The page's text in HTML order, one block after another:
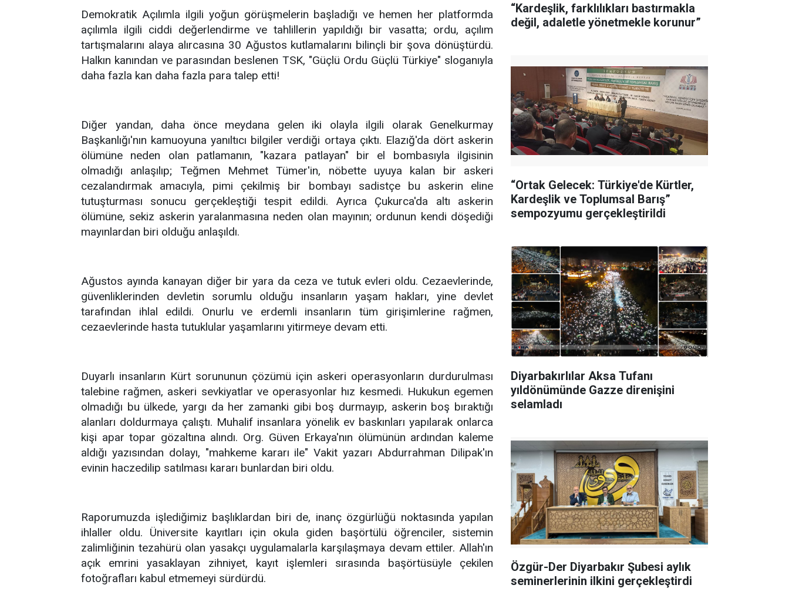
Demokratik Açılımla ilgili yoğun görüşmelerin başladığı ve hemen her platformda
açılımla ilgili ciddi değerlendirme ve tahlillerin yapıldığı bir vasatta; ordu, açılım
tartışmalarını alaya alırcasına 30 Ağustos kutlamalarını bilinçli bir şova dönüştürdü.
Halkın kanından ve parasından beslenen TSK, "Güçlü Ordu Güçlü Türkiye" sloganıyla
daha fazla kan daha fazla para talep etti!
Diğer yandan, daha önce meydana gelen iki olayla ilgili olarak Genelkurmay
Başkanlığı'nın kamuoyuna yanıltıcı bilgiler verdiği ortaya çıktı. Elazığ'da dört askerin
ölümüne neden olan patlamanın, "kazara patlayan" bir el bombasıyla ilgisinin
olmadığı anlaşılıp; Teğmen Mehmet Tümer'in, nöbette uyuya kalan bir askeri
cezalandırmak amacıyla, pimi çekilmiş bir bombayı sadistçe bu askerin eline
tutuşturması sonucu gerçekleştiği tespit edildi. Ayrıca Çukurca'da altı askerin
ölümüne, sekiz askerin yaralanmasına neden olan mayının; ordunun kendi döşediği
mayınlardan biri olduğu anlaşıldı.
Ağustos ayında kanayan diğer bir yara da ceza ve tutuk evleri oldu. Cezaevlerinde,
güvenliklerinden devletin sorumlu olduğu insanların yaşam hakları, yine devlet
tarafından ihlal edildi. Onurlu ve erdemli insanların tüm girişimlerine rağmen,
cezaevlerinde hasta tutuklular yaşamlarını yitirmeye devam etti.
Duyarlı insanların Kürt sorununun çözümü için askeri operasyonların durdurulması
talebine rağmen, askeri sevkiyatlar ve operasyonlar hız kesmedi. Hukukun egemen
olmadığı bu ülkede, yargı da her zamanki gibi boş durmayıp, askerin boş bıraktığı
alanları doldurmaya çalıştı. Muhalif insanlara yönelik ev baskınları yapılarak onlarca
kişi apar topar gözaltına alındı. Org. Güven Erkaya'nın ölümünün ardından kaleme
aldığı yazısından dolayı, "mahkeme kararı ile" Vakit yazarı Abdurrahman Dilipak'ın
evinin haczedilip satılması kararı bunlardan biri oldu.
Raporumuzda işlediğimiz başlıklardan biri de, inanç özgürlüğü noktasında yapılan
ihlaller oldu. Üniversite kayıtları için okula giden başörtülü öğrenciler, sistemin
zalimliğinin tezahürü olan yasakçı uygulamalarla karşılaşmaya devam ettiler. Allah'ın
açık emrini yasaklayan zihniyet, kayıt işlemleri sırasında başörtüsüyle çekilen
fotoğrafları kabul etmemeyi sürdürdü.
“Kardeşlik, farklılıkları bastırmakla
değil, adaletle yönetmekle korunur”
“Ortak Gelecek: Türkiye'de Kürtler,
Kardeşlik ve Toplumsal Barış”
sempozyumu gerçekleştirildi
Diyarbakırlılar Aksa Tufanı
yıldönümünde Gazze direnişini
selamladı
Özgür-Der Diyarbakır Şubesi aylık
seminerlerinin ilkini gerçekleştirdi